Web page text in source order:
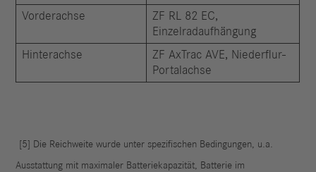
Vorderachse
ZF RL 82 EC,
Einzelradaufhängung
Hinterachse
ZF AxTrac AVE, Niederflur-
Portalachse
[5] Die Reichweite wurde unter spezifischen Bedingungen, u.a.
Ausstattung mit maximaler Batteriekapazität, Batterie im